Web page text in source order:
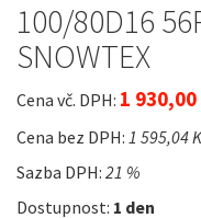
100/80D16
SNOWTEX
Cena vč. DPH: 1 930,00
Cena bez DPH: 1 595,04
Sazba DPH: 21 %
Dostupnost: 1 den